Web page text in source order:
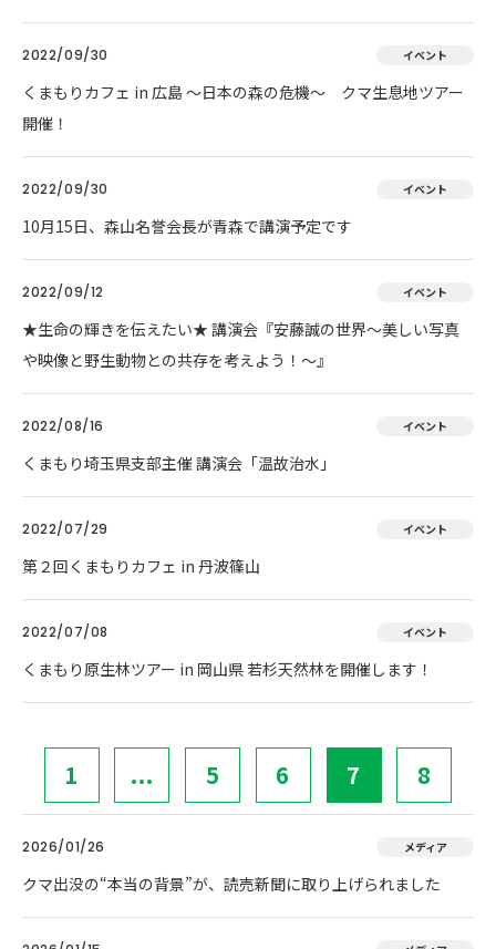
2022/09/30 イベント
くまもりカフェ in 広島 ～日本の森の危機～ クマ生息地ツアー
開催！
2022/09/30 イベント
10月15日、森山名誉会長が青森で講演予定です
2022/09/12 イベント
★生命の輝きを伝えたい★ 講演会『安藤誠の世界～美しい写真
や映像と野生動物との共存を考えよう！～』
2022/08/16 イベント
くまもり埼玉県支部主催 講演会「温故治水」
2022/07/29 イベント
第２回くまもりカフェ in 丹波篠山
2022/07/08 イベント
くまもり原生林ツアー in 岡山県 若杉天然林を開催します！
1 ... 5 6 7 8
2026/01/26 メディア
クマ出没の“本当の背景”が、読売新聞に取り上げられました